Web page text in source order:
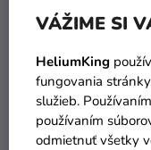
VÁŽIME SI
HeliumKing
fungovania
služieb.
používaním
odmietnuť všetky
26 cm
je
z
5
0,10 €
DO KOŠÍKA